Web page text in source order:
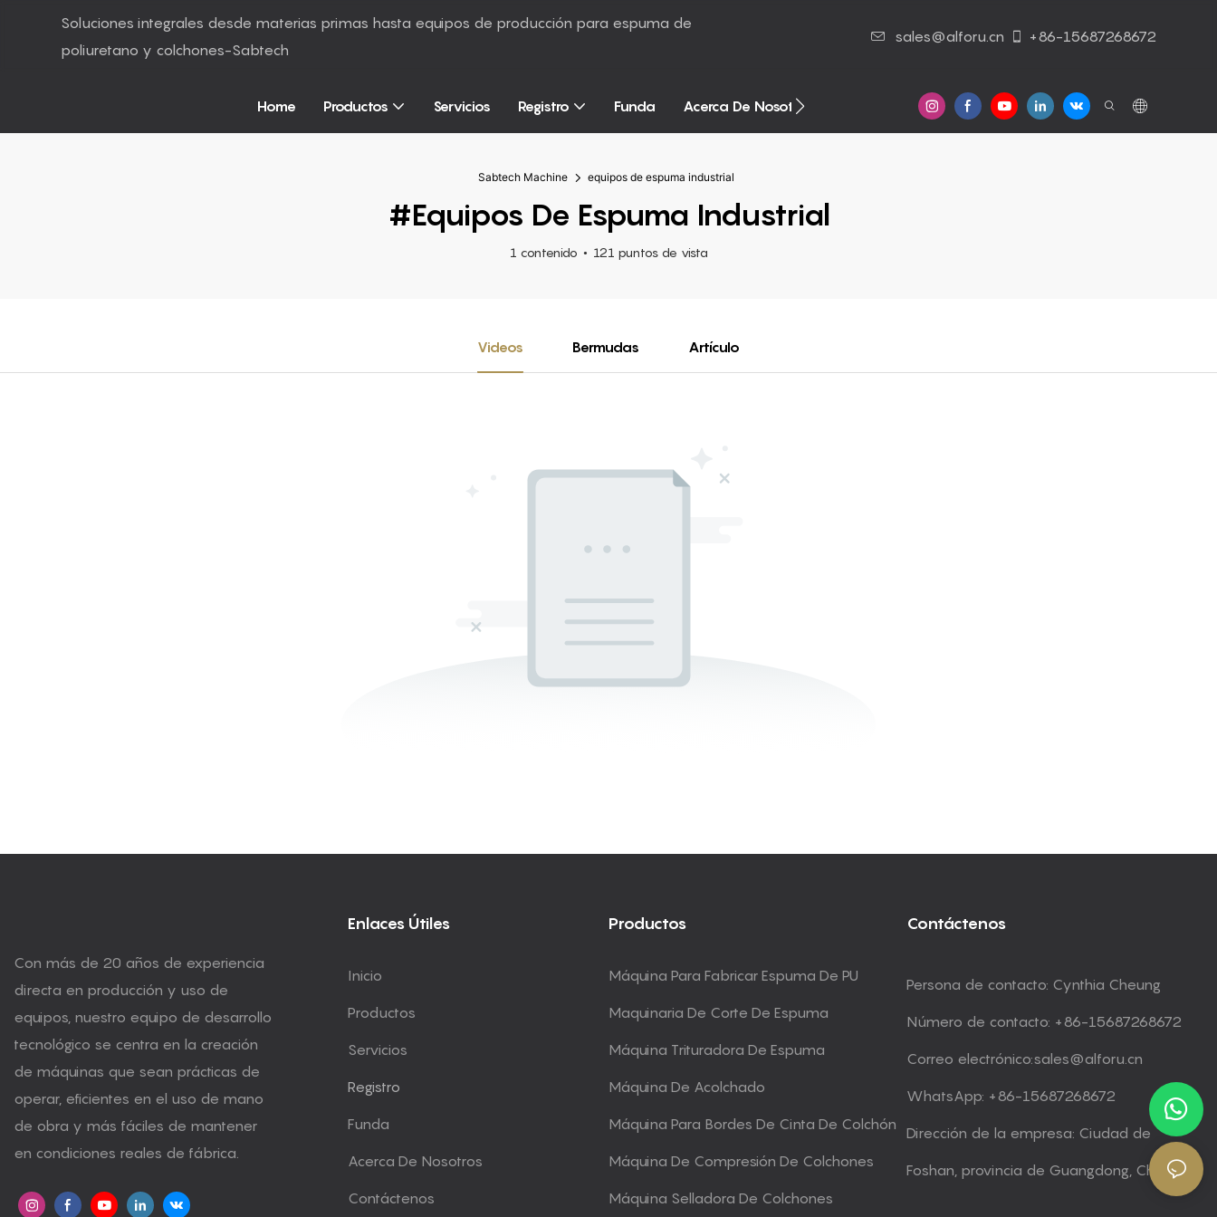
Soluciones integrales desde materias primas hasta equipos de producción para espuma de
poliuretano y colchones-Sabtech
sales@alforu.cn +86-15687268672
Home Productos Servicios Registro Funda Acerca De Nosotros Contáctenos
Sabtech Machine equipos de espuma industrial
#equipos De Espuma Industrial
1 contenido 121 puntos de vista
Videos Bermudas Artículo
Con más de 20 años de experiencia
directa en producción y uso de
equipos, nuestro equipo de desarrollo
tecnológico se centra en la creación
de máquinas que sean prácticas de
operar, eficientes en el uso de mano
de obra y más fáciles de mantener
en condiciones reales de fábrica.
Enlaces Útiles
Inicio
Productos
Servicios
Registro
Funda
Acerca De Nosotros
Contáctenos
Productos
Máquina Para Fabricar Espuma De PU
Maquinaria De Corte De Espuma
Máquina Trituradora De Espuma
Máquina De Acolchado
Máquina Para Bordes De Cinta De Colchón
Máquina De Compresión De Colchones
Máquina Selladora De Colchones
Contáctenos
Persona de contacto: Cynthia Cheung
Número de contacto: +86-15687268672
Correo electrónico:sales@alforu.cn
WhatsApp: +86-15687268672
Dirección de la empresa: Ciudad de
Foshan, provincia de Guangdong, China